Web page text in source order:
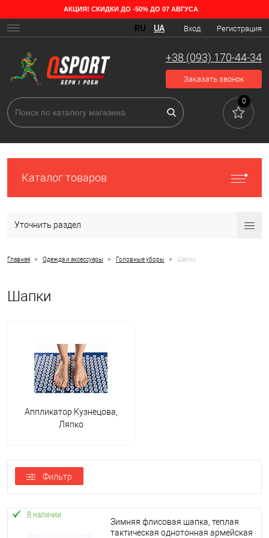
АКЦИЯ! СКИДКИ ДО -50% ДО 07 АВГУСА
Вход Регистрация
RU UA
+38 (093) 170-44-34
Заказать звонок
0
Каталог товаров
Уточнить раздел
Главная > Одежда и аксессуары > Головные уборы > Шапки
Шапки
Аппликатор Кузнецова,
Ляпко
Фильтр
В наличии
Зимняя флисовая шапка, теплая
тактическая однотонная армейская